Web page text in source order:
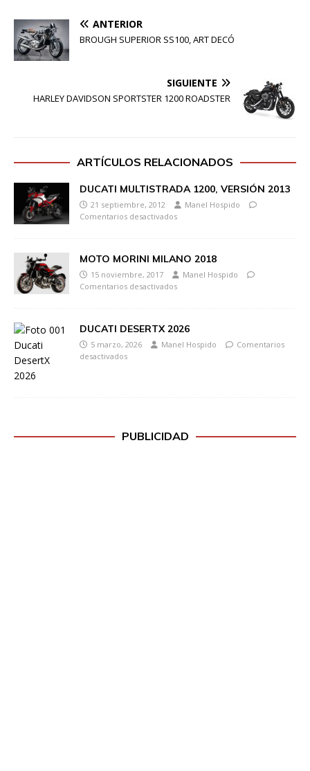
ANTERIOR
BROUGH SUPERIOR SS100, ART DECÓ
SIGUIENTE
HARLEY DAVIDSON SPORTSTER 1200 ROADSTER
ARTÍCULOS RELACIONADOS
DUCATI MULTISTRADA 1200, VERSIÓN 2013
21 septiembre, 2012
Manel Hospido
Comentarios desactivados
MOTO MORINI MILANO 2018
15 noviembre, 2017
Manel Hospido
Comentarios desactivados
DUCATI DESERTX 2026
5 marzo, 2026 Manel Hospido
Comentarios
desactivados
PUBLICIDAD